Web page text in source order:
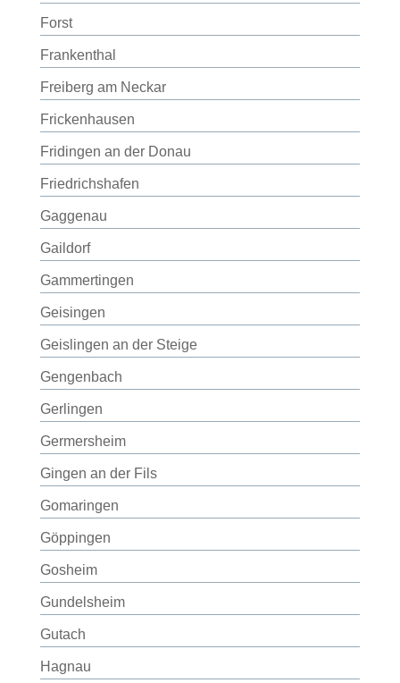
Forst
Frankenthal
Freiberg am Neckar
Frickenhausen
Fridingen an der Donau
Friedrichshafen
Gaggenau
Gaildorf
Gammertingen
Geisingen
Geislingen an der Steige
Gengenbach
Gerlingen
Germersheim
Gingen an der Fils
Gomaringen
Göppingen
Gosheim
Gundelsheim
Gutach
Hagnau